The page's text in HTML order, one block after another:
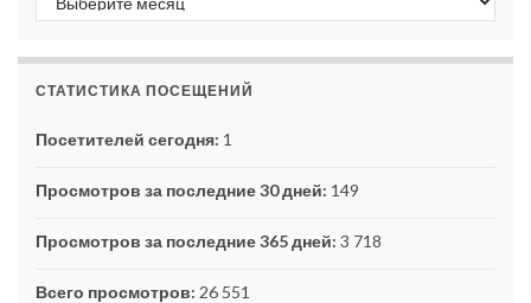
СТАТИСТИКА ПОСЕЩЕНИЙ
Посетителей сегодня: 1
Просмотров за последние 30 дней: 149
Просмотров за последние 365 дней: 3 718
Всего просмотров: 26 551